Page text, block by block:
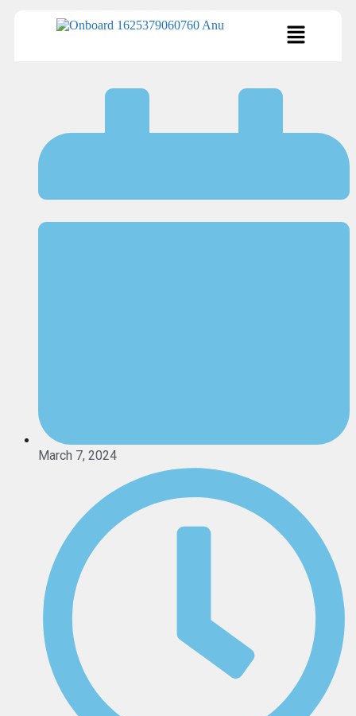
March 7, 2024